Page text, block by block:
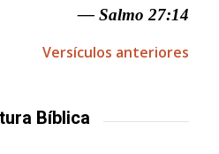
— Salmo 27:14
Versículos anteriores
Bíblica